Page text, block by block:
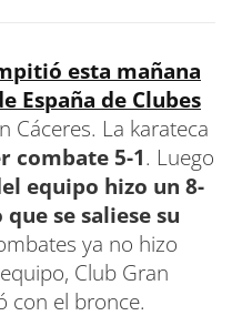
esta mañana
España de Clubes
Cáceres. La karateca
combate 5-1. Luego
equipo hizo un 8-
se saliese su
ya no hizo
Club Gran
con el bronce.